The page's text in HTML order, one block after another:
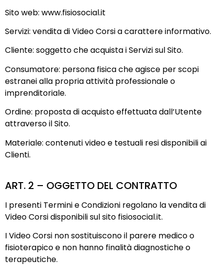
Sito web: www.fisiosocial.it
Servizi: vendita di Video Corsi a carattere informativo.
Cliente: soggetto che acquista i Servizi sul Sito.
Consumatore: persona fisica che agisce per scopi
estranei alla propria attività professionale o
imprenditoriale.
Ordine: proposta di acquisto effettuata dall’Utente
attraverso il Sito.
Materiale: contenuti video e testuali resi disponibili ai
Clienti.
ART. 2 – OGGETTO DEL CONTRATTO
I presenti Termini e Condizioni regolano la vendita di
Video Corsi disponibili sul sito fisiosocial.it.
I Video Corsi non sostituiscono il parere medico o
fisioterapico e non hanno finalità diagnostiche o
terapeutiche.